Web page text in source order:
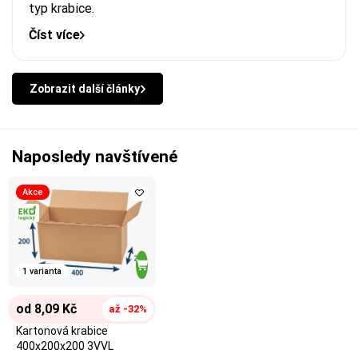
typ krabice.
Číst více
Zobrazit další články
Naposledy navštívené
Akce
1 varianta
od 8,09 Kč až -32%
Kartonová krabice
400x200x200 3VVL